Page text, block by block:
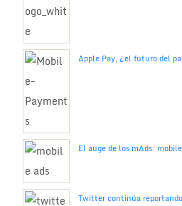
Apple Pay, ¿el futuro del
El auge de los mAds:
Twitter continúa